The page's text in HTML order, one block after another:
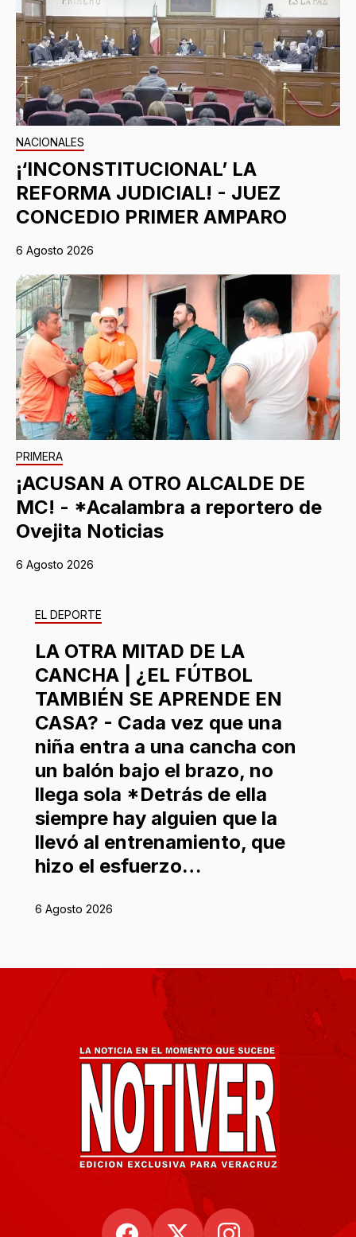
NACIONALES
¡‘INCONSTITUCIONAL’ LA
REFORMA JUDICIAL! - JUEZ
CONCEDIO PRIMER AMPARO
6 Agosto 2026
PRIMERA
¡ACUSAN A OTRO ALCALDE DE
MC! - *Acalambra a reportero de
Ovejita Noticias
6 Agosto 2026
EL DEPORTE
LA OTRA MITAD DE LA
CANCHA | ¿EL FÚTBOL
TAMBIÉN SE APRENDE EN
CASA? - Cada vez que una
niña entra a una cancha con
un balón bajo el brazo, no
llega sola *Detrás de ella
siempre hay alguien que la
llevó al entrenamiento, que
hizo el esfuerzo…
6 Agosto 2026